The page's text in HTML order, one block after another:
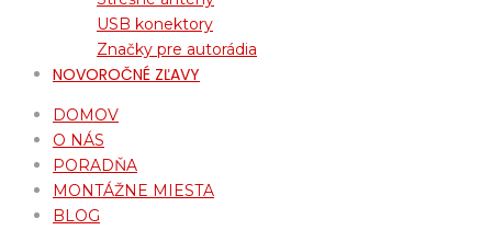
USB konektory
Značky pre autorádia
NOVOROČNÉ ZĽAVY
DOMOV
O NÁS
PORADŇA
MONTÁŽNE MIESTA
BLOG